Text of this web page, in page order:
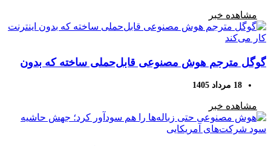
مشاهده خبر
گوگل مترجم هوش مصنوعی قابل‌حملی ساخته که بدون
اینترنت کار می‌کند
18 مرداد 1405
مشاهده خبر